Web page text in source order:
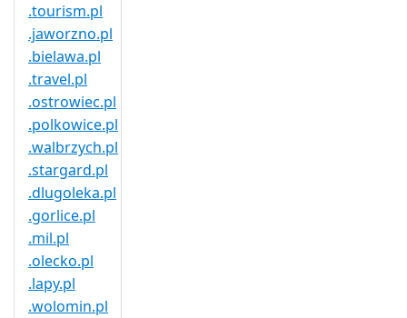
.tourism.pl
.jaworzno.pl
.bielawa.pl
.travel.pl
.ostrowiec.pl
.polkowice.pl
.walbrzych.pl
.stargard.pl
.dlugoleka.pl
.gorlice.pl
.mil.pl
.olecko.pl
.lapy.pl
.wolomin.pl